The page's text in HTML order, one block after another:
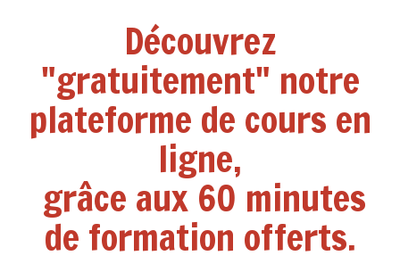
Découvrez
"gratuitement" notre
plateforme de cours en
ligne,
grâce aux 60 minutes
de formation offerts.